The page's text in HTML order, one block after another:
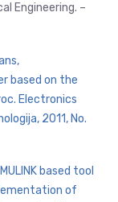
Engineering. –
based on the
Electronics
2011, No.
based tool
of